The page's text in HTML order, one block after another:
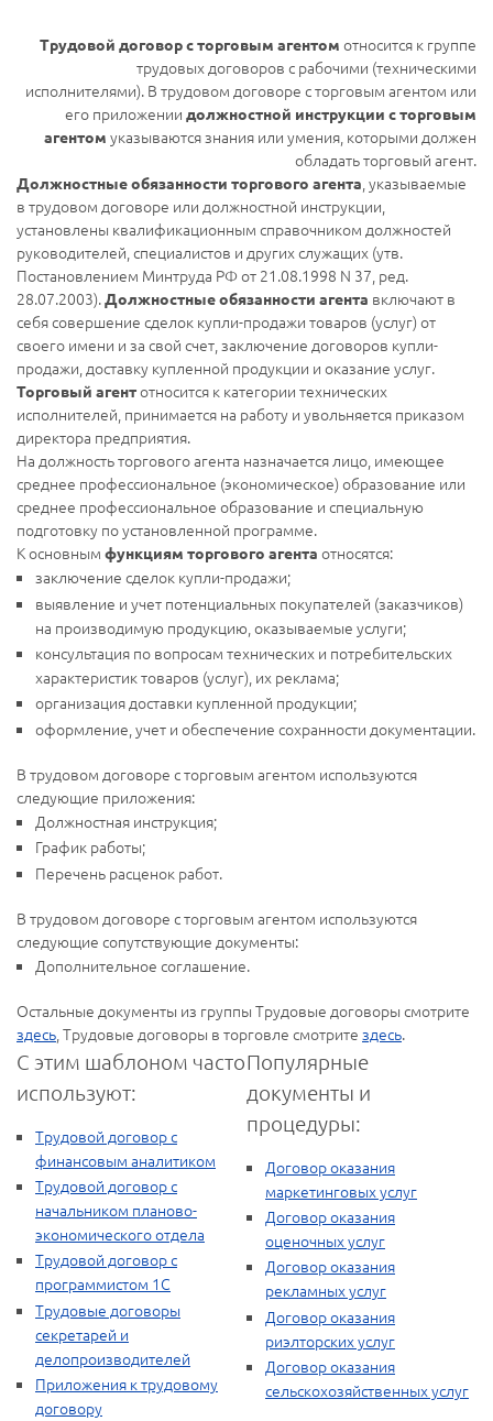
Трудовой договор с торговым агентом относится к группе
трудовых договоров с рабочими (техническими
исполнителями). В трудовом договоре с торговым агентом или
его приложении должностной инструкции с торговым
агентом указываются знания или умения, которыми должен
обладать торговый агент.
Должностные обязанности торгового агента, указываемые
в трудовом договоре или должностной инструкции,
установлены квалификационным справочником должностей
руководителей, специалистов и других служащих (утв.
Постановлением Минтруда РФ от 21.08.1998 N 37, ред.
28.07.2003).Должностные обязанности агента включают в
себя совершение сделок купли-продажи товаров (услуг) от
своего имени и за свой счет, заключение договоров купли-
продажи, доставку купленной продукции и оказание услуг.
Торговый агентотносится к категории технических
исполнителей, принимается на работу и увольняется приказом
директора предприятия.
На должность торгового агента назначается лицо, имеющее
среднее профессиональное (экономическое) образование или
среднее профессиональное образование и специальную
подготовку по установленной программе.
К основным функциям торгового агента относятся:
заключение сделок купли-продажи;
выявление и учет потенциальных покупателей (заказчиков)
на производимую продукцию, оказываемые услуги;
консультация по вопросам технических и потребительских
характеристик товаров (услуг), их реклама;
организация доставки купленной продукции;
оформление, учет и обеспечение сохранности документации.
В трудовом договоре с торговым агентом используются
следующие приложения:
Должностная инструкция;
График работы;
Перечень расценок работ.
В трудовом договоре с торговым агентом используются
следующие сопутствующие документы:
Дополнительное соглашение.
Остальные документы из группы Трудовые договоры смотрите
здесь , Трудовые договоры в торговле смотрите здесь.
С этим шаблоном часто
используют:
Трудовой договор с
финансовым аналитиком
Трудовой договор с
начальником планово-
экономического отдела
Трудовой договор с
программистом 1С
Трудовые договоры
секретарей и
делопроизводителей
Приложения к трудовому
договору
Популярные
документы и
процедуры:
Договор оказания
маркетинговых услуг
Договор оказания
оценочных услуг
Договор оказания
рекламных услуг
Договор оказания
риэлторских услуг
Договор оказания
сельскохозяйственных услуг